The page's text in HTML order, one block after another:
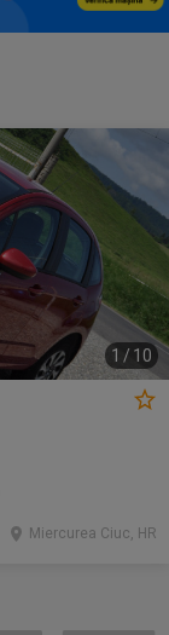
1 / 10
Miercurea Ciuc, HR